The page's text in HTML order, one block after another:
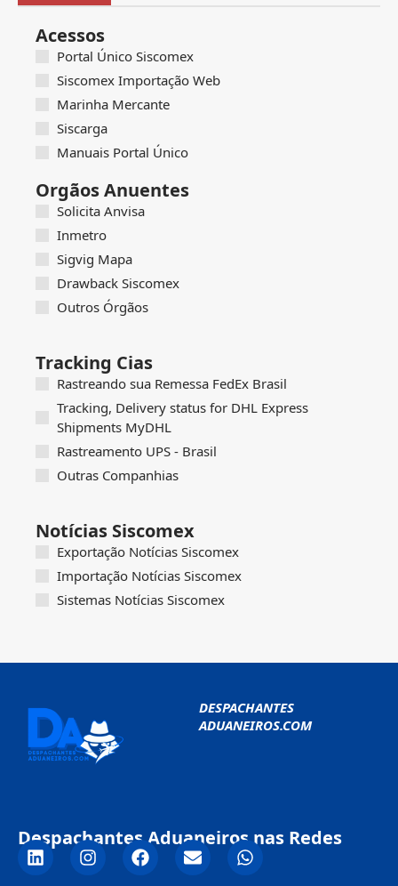
Acessos
Portal Único Siscomex
Siscomex Importação Web
Marinha Mercante
Siscarga
Manuais Portal Único
Orgãos Anuentes
Solicita Anvisa
Inmetro
Sigvig Mapa
Drawback Siscomex
Outros Órgãos
Tracking Cias
Rastreando sua Remessa FedEx Brasil
Tracking, Delivery status for DHL Express
Shipments MyDHL
Rastreamento UPS - Brasil
Outras Companhias
Notícias Siscomex
Exportação Notícias Siscomex
Importação Notícias Siscomex
Sistemas Notícias Siscomex
DESPACHANTES
ADUANEIROS.COM
Despachantes Aduaneiros nas Redes